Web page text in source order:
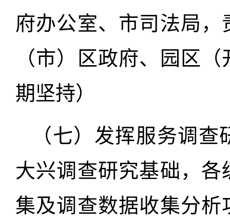
府办公室、市司法局
（市）区政府、园区
期坚持）
（七）发挥服务调
大兴调查研究基础，
集及调查数据收集分